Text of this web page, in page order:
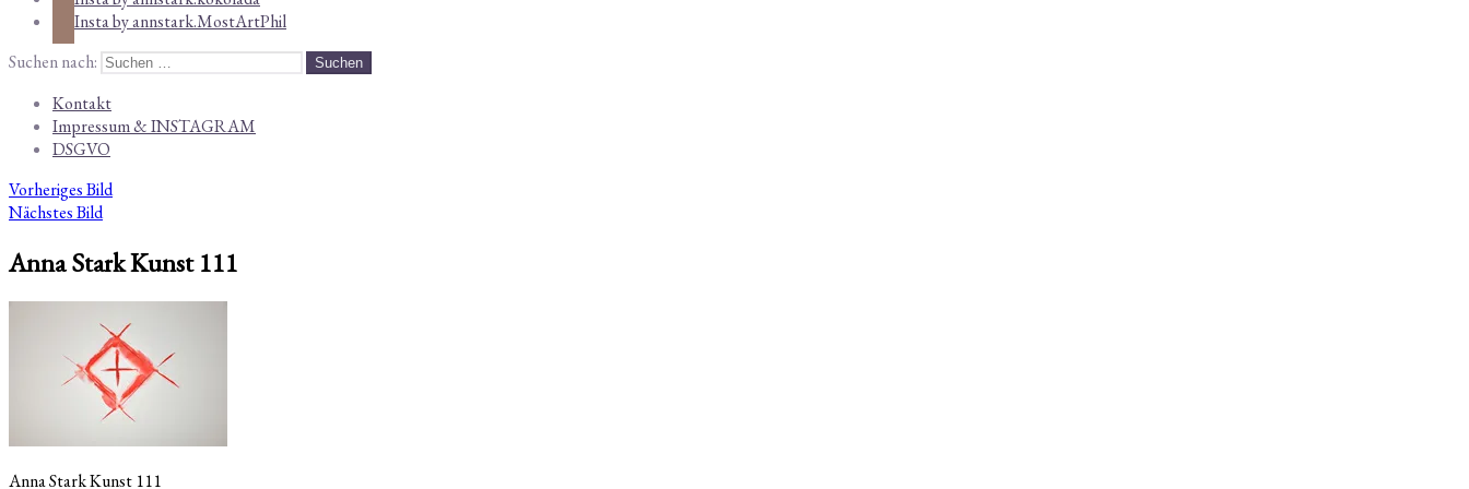
Insta by annstark.MostArtPhil
Suchen nach:
Kontakt
Impressum & INSTAGRAM
DSGVO
Vorheriges Bild
Nächstes Bild
Anna Stark Kunst 111
Anna Stark Kunst 111